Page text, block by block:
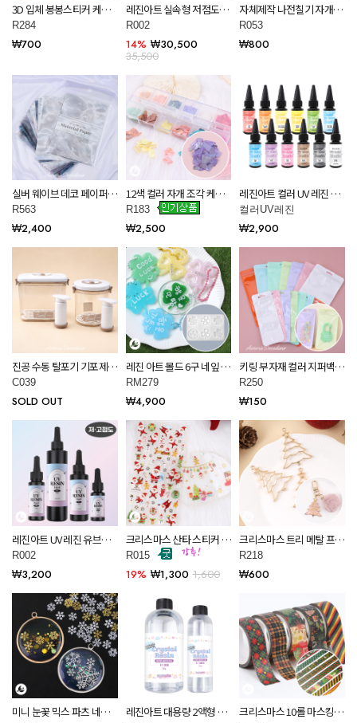
3D 입체 봉봉스티커 케이
스 꾸미기 레진 아트 재료
R284
R284
₩700
레진아트 실속형 저점도
UV레진 대용량 고투명 무
황변 500g R002
R002
14% ₩30,500
35,500
자체제작 나전칠기 자개공
예 아크릴판 레진아트 공예
diy 재료 R053
R053
₩800
실버 웨이브 데코 페이퍼
레진 아트 공예 재료 R563
R563
₩2,400
12색 컬러 자개 조각 케이
스 레진 아트 공예 재료
R183
R183
₩2,500
레진아트 컬러 UV 레진 12
종 색상 저점도 25g 공예
재료 R002
컬러UV레진
₩2,900
진공 수동 탈포기 기포제거
레진 아트 공예 재료 C039
C039
SOLD OUT
레진 아트 몰드 6구 네잎 클
로버 실리콘 틀 RM279
RM279
₩4,900
키링 부자재 컬러 지퍼백
비닐 포장 봉투 만들기 재
료 R250
R250
₩150
레진아트 UV 레진 유브이
안전인증 고투명 무황변 오
로라데코덴 R002
R002
₩3,200
크리스마스 산타 스티커 레
진 아트 공예 재료 R015
R015
19% ₩1,300 1,600
크리스마스 트리 메탈 프레
임 레진 아트 공예 재료
R218
R218
₩600
미니 눈꽃 믹스 파츠 네일
레진아트 대용량 2액형 크
크리스마스 10롤 마스킹 테